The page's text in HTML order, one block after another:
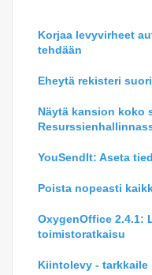
Korjaa levyvirheet
tehdään
Eheytä rekisteri
Näytä kansion koko
YouSendIt: Aseta
Poista nopeasti
OxygenOffice 2.4.1:
toimistoratkaisu
Kiintolevy -